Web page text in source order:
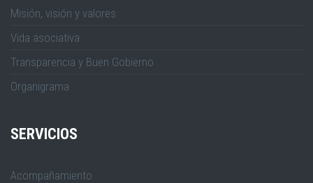
Misión, visión y valores
Vida asociativa
Transparencia y Buen Gobierno
Organigrama
SERVICIOS
Acompañamiento